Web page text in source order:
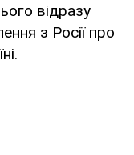
відразу
з Росії про